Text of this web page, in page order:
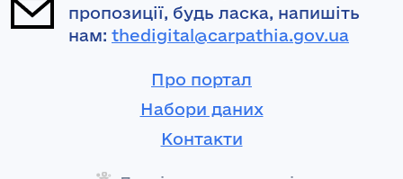
пропозиції, будь ласка, напишіть
нам: thedigital@carpathia.gov.ua
Про портал
Набори даних
Контакти